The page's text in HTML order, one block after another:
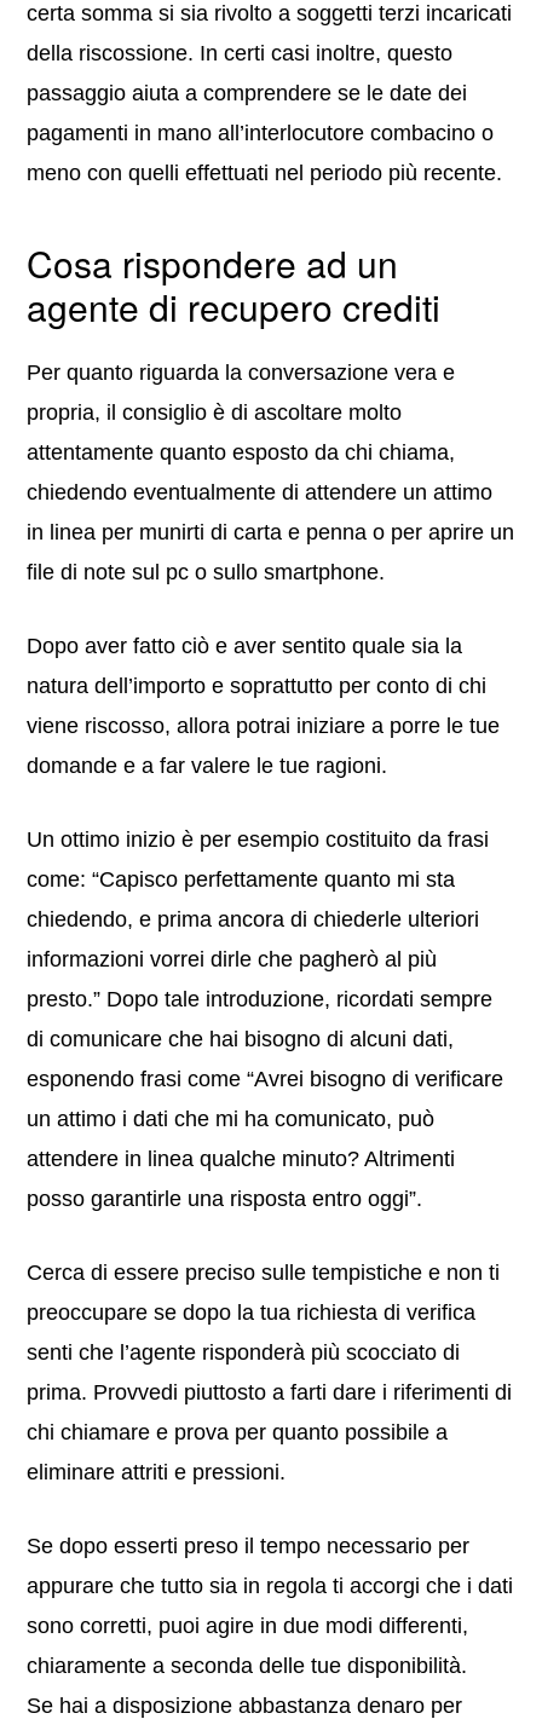
certa somma si sia rivolto a soggetti terzi incaricati
della riscossione. In certi casi inoltre, questo
passaggio aiuta a comprendere se le date dei
pagamenti in mano all’interlocutore combacino o
meno con quelli effettuati nel periodo più recente.
Cosa rispondere ad un
agente di recupero crediti
Per quanto riguarda la conversazione vera e
propria, il consiglio è di ascoltare molto
attentamente quanto esposto da chi chiama,
chiedendo eventualmente di attendere un attimo
in linea per munirti di carta e penna o per aprire un
file di note sul pc o sullo smartphone.
Dopo aver fatto ciò e aver sentito quale sia la
natura dell’importo e soprattutto per conto di chi
viene riscosso, allora potrai iniziare a porre le tue
domande e a far valere le tue ragioni.
Un ottimo inizio è per esempio costituito da frasi
come: “Capisco perfettamente quanto mi sta
chiedendo, e prima ancora di chiederle ulteriori
informazioni vorrei dirle che pagherò al più
presto.” Dopo tale introduzione, ricordati sempre
di comunicare che hai bisogno di alcuni dati,
esponendo frasi come “Avrei bisogno di verificare
un attimo i dati che mi ha comunicato, può
attendere in linea qualche minuto? Altrimenti
posso garantirle una risposta entro oggi”.
Cerca di essere preciso sulle tempistiche e non ti
preoccupare se dopo la tua richiesta di verifica
senti che l’agente risponderà più scocciato di
prima. Provvedi piuttosto a farti dare i riferimenti di
chi chiamare e prova per quanto possibile a
eliminare attriti e pressioni.
Se dopo esserti preso il tempo necessario per
appurare che tutto sia in regola ti accorgi che i dati
sono corretti, puoi agire in due modi differenti,
chiaramente a seconda delle tue disponibilità.
Se hai a disposizione abbastanza denaro per